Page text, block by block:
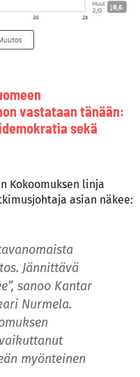
vastataan tänään:
sekä
Kokoomuksen linja
asian näkee:
Jännittävä
sanoo Kantar
Nurmela.
myönteinen